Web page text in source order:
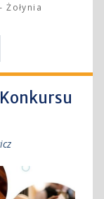
Żołynia